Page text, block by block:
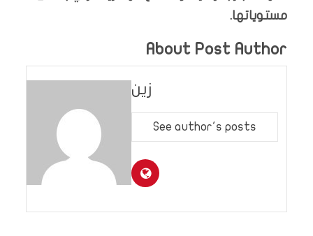
مستوياتها.
About Post Author
زين
See author's posts